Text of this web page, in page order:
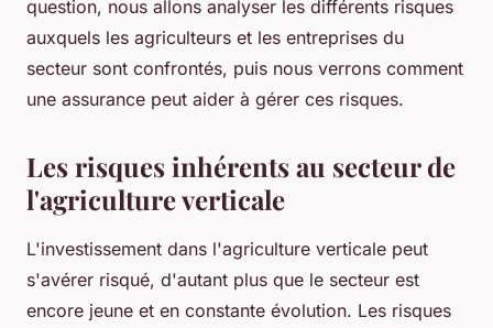
question, nous allons analyser les différents risques
auxquels les agriculteurs et les entreprises du
secteur sont confrontés, puis nous verrons comment
une assurance peut aider à gérer ces risques.
Les risques inhérents au secteur de
l'agriculture verticale
L'investissement dans l'agriculture verticale peut
s'avérer risqué, d'autant plus que le secteur est
encore jeune et en constante évolution. Les risques